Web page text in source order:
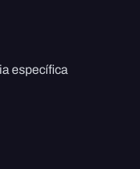
específica